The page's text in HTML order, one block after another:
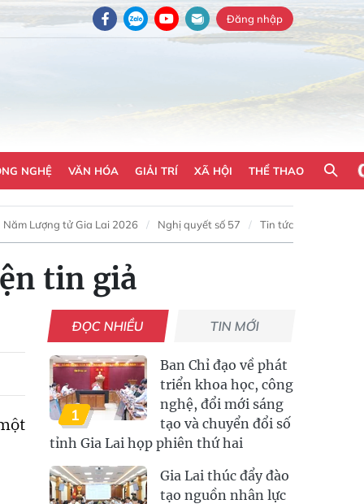
Đăng nhập
NGHỆ VĂN HÓA GIẢI TRÍ XÃ HỘI THỂ THAO
Năm Lượng tử Gia Lai 2026 Nghị quyết số 57 Tin tức
tin giả
ĐỌC NHIỀU TIN MỚI
1
Ban Chỉ đạo về phát
triển khoa học, công
nghệ, đổi mới sáng
tạo và chuyển đổi số
tỉnh Gia Lai họp phiên thứ hai
Gia Lai thúc đẩy đào
tạo nguồn nhân lực